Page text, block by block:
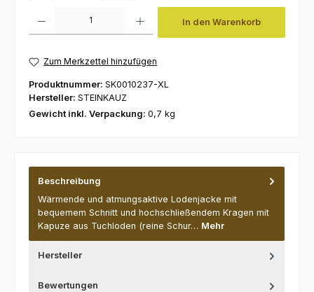
In den Warenkorb
Zum Merkzettel hinzufügen
Produktnummer: SK0010237-XL
Hersteller: STEINKAUZ
Gewicht inkl. Verpackung: 0,7 kg
Beschreibung
Wärmende und atmungsaktive Lodenjacke mit
bequemem Schnitt und hochschließendem Kragen mit
Kapuze aus Tuchloden (reine Schur… Mehr
Hersteller
Bewertungen